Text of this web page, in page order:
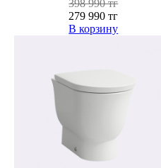
398 990 тг
279 990 тг
В корзину